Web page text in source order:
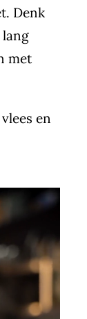
Denk
met
en